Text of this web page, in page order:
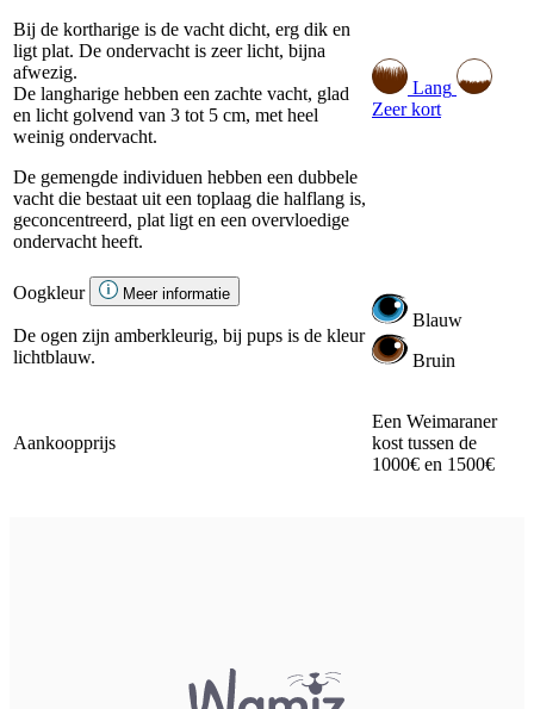
Bij de kortharige is de vacht dicht, erg dik en
ligt plat. De ondervacht is zeer licht, bijna
afwezig.
De langharige hebben een zachte vacht, glad
en licht golvend van 3 tot 5 cm, met heel
weinig ondervacht.
De gemengde individuen hebben een dubbele
vacht die bestaat uit een toplaag die halflang is,
geconcentreerd, plat ligt en een overvloedige
ondervacht heeft.
Lang
Zeer kort
Oogkleur Meer informatie
De ogen zijn amberkleurig, bij pups is de kleur
lichtblauw.
Blauw
Bruin
Aankoopprijs
Een Weimaraner
kost tussen de
1000€ en 1500€